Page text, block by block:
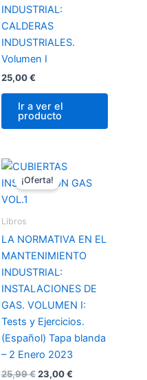
INDUSTRIAL:
CALDERAS
INDUSTRIALES.
Volumen I
25,00€
Ir a ver el
producto
¡Oferta!
Libros
LA NORMATIVA EN EL
MANTENIMIENTO
INDUSTRIAL:
INSTALACIONES DE
GAS. VOLUMEN I:
Tests y Ejercicios.
(Español) Tapa blanda
– 2 Enero 2023
25,99€
El
precio
original
23,00€
actual